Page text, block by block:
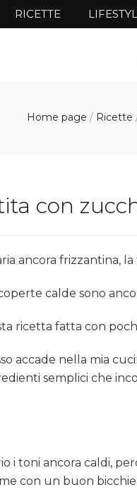
RICETTE
Home page / Ricette
con
ancora frizzantina,
calde sono
ricetta fatta con
accade nella mia
semplici che
i toni ancora caldi,
con un buon